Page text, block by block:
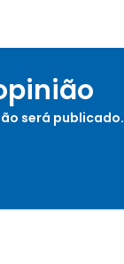
será publicado.